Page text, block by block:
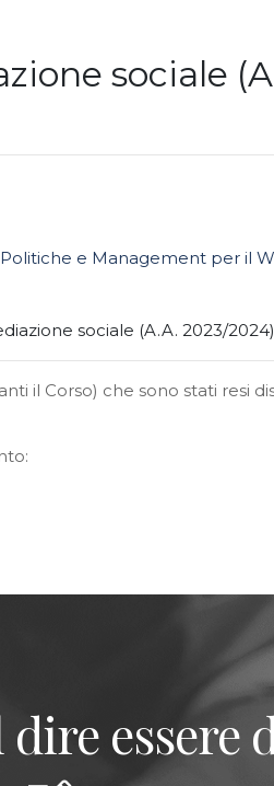
sociale
e Management per il
sociale (A.A. 2023/2024)
il Corso) che sono stati resi
essere